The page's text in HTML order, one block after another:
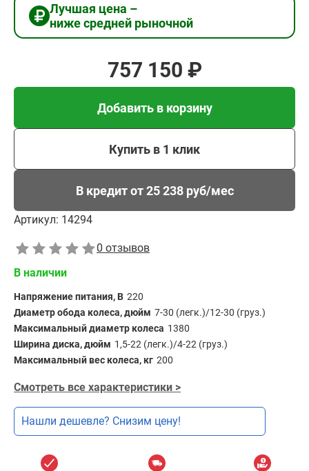
Лучшая цена –
ниже средней рыночной
757 150 ₽
Добавить в корзину
Купить в 1 клик
В кредит от 25 238 руб/мес
Артикул: 14294
0 отзывов
В наличии
Напряжение питания, В 220
Диаметр обода колеса, дюйм 7-30 (легк.)/12-30 (груз.)
Максимальный диаметр колеса 1380
Ширина диска, дюйм 1,5-22 (легк.)/4-22 (груз.)
Максимальный вес колеса, кг 200
Смотреть все характеристики >
Нашли дешевле? Снизим цену!
Купить в 1 клик
В кредит от 25 238 руб/